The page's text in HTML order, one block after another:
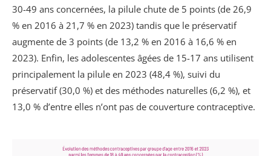
30-49 ans concernées, la pilule chute de 5 points (de 26,9
% en 2016 à 21,7 % en 2023) tandis que le préservatif
augmente de 3 points (de 13,2 % en 2016 à 16,6 % en
2023). Enfin, les adolescentes âgées de 15-17 ans utilisent
principalement la pilule en 2023 (48,4 %), suivi du
préservatif (30,0 %) et des méthodes naturelles (6,2 %), et
13,0 % d’entre elles n’ont pas de couverture contraceptive.